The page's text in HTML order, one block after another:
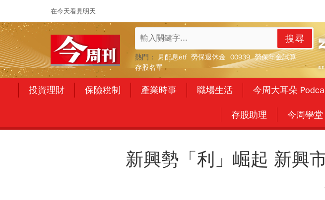
在今天看見明天
搜尋
熱門： 月配息etf 勞保退休金 00939 勞保年金試算
存股名單
投資理財 保險稅制 產業時事 職場生活 今周大耳朵
存股助理 今周學堂
新興勢「利」崛起 新興